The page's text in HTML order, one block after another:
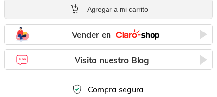
Agregar a mi carrito
Vender en
Visita nuestro Blog
Compra segura